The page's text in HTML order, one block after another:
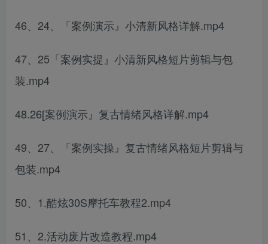
46、24、「案例演示』小清新风格详解.mp4
47、25「案例实提』小清新风格短片剪辑与包
装.mp4
48.26[案例演示』复古情绪风格详解.mp4
49、27、「案例实操』复古情绪风格短片剪辑与
包装.mp4
50、1.酷炫30S摩托车教程2.mp4
51、2.活动废片改造教程.mp4